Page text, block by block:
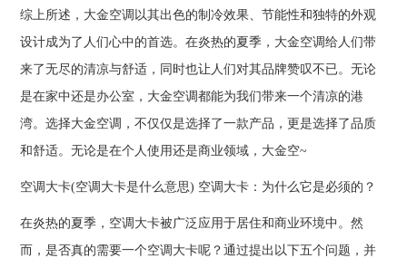
综上所述，大金空调以其出色的制冷效果、节能性和独特的外观
设计成为了人们心中的首选。在炎热的夏季，大金空调给人们带
来了无尽的清凉与舒适，同时也让人们对其品牌赞叹不已。无论
是在家中还是办公室，大金空调都能为我们带来一个清凉的港
湾。选择大金空调，不仅仅是选择了一款产品，更是选择了品质
和舒适。无论是在个人使用还是商业领域，大金空~
空调大卡(空调大卡是什么意思) 空调大卡：为什么它是必须的？
在炎热的夏季，空调大卡被广泛应用于居住和商业环境中。然
而，是否真的需要一个空调大卡呢？通过提出以下五个问题，并